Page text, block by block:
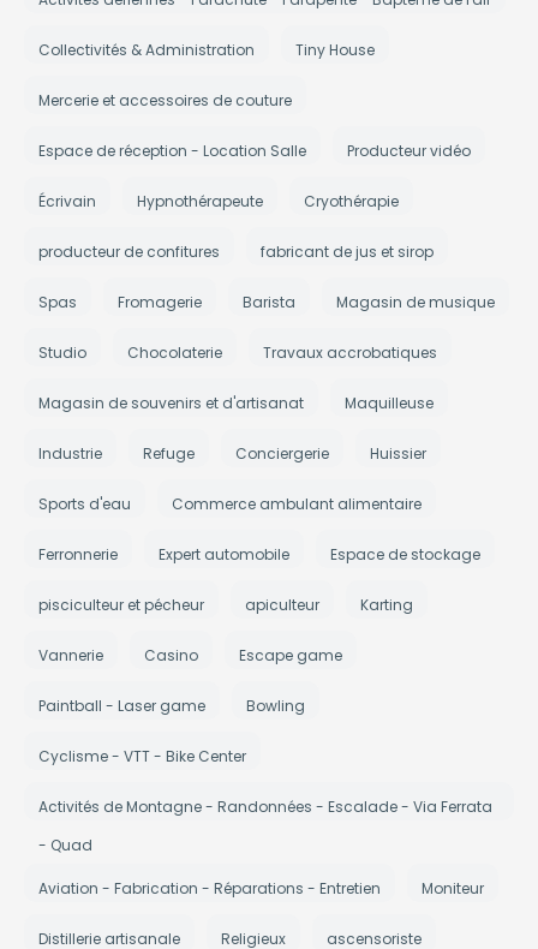
Collectivités & Administration Tiny House
Mercerie et accessoires de couture
Espace de réception - Location Salle Producteur vidéo
Écrivain Hypnothérapeute Cryothérapie
producteur de confitures fabricant de jus et sirop
Spas Fromagerie Barista Magasin de musique
Studio Chocolaterie Travaux accrobatiques
Magasin de souvenirs et d'artisanat Maquilleuse
Industrie Refuge Conciergerie Huissier
Sports d'eau Commerce ambulant alimentaire
Ferronnerie Expert automobile Espace de stockage
pisciculteur et pécheur apiculteur Karting
Vannerie Casino Escape game
Paintball - Laser game Bowling
Cyclisme - VTT - Bike Center
Activités de Montagne - Randonnées - Escalade - Via Ferrata
- Quad
Aviation - Fabrication - Réparations - Entretien Moniteur
Distillerie artisanale Religieux ascensoriste